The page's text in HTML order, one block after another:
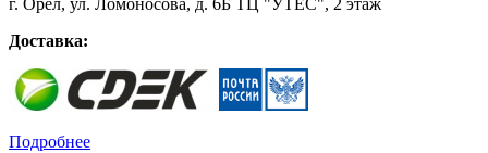
г. Орёл, ул. Ломоносова, д. 6Б ТЦ "УТЁС", 2 этаж
Доставка:
Подробнее